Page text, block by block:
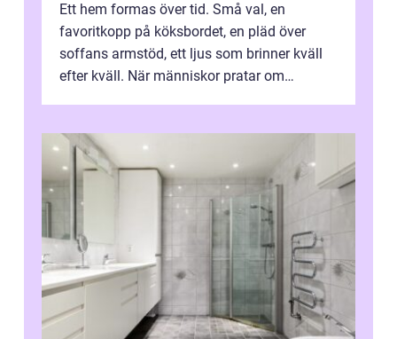
Ett hem formas över tid. Små val, en
favoritkopp på köksbordet, en pläd över
soffans armstöd, ett ljus som brinner kväll
efter kväll. När människor pratar om